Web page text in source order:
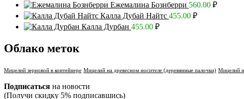
Ежемалина Бознберри 560.00 ₽
Калла Дубай Найтс 455.00 ₽
Калла Дурбан 455.00 ₽
Облако меток
Мицелий зерновой в контейнере Мицелий на древесном носителе (деревянные палочки) Мицелий
Подписаться на новости
(Получи скидку 5% подписавшись)